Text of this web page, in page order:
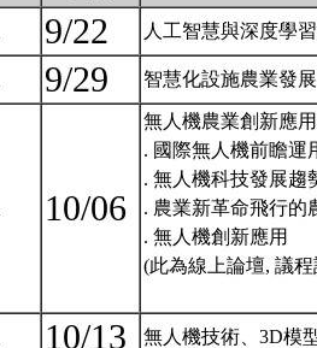
9/22 人工智慧與深度學
9/29 智慧化設施農業發
10/06
無人機農業創新應
. 國際無人機前瞻運
. 無人機科技發展趨
. 農業新革命飛行的
. 無人機創新應用
(此為線上論壇, 議
10/13 無人機技術、3D模